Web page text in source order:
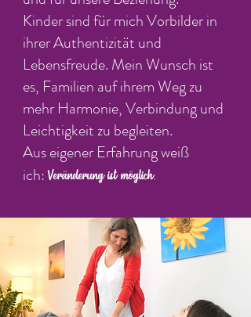
Kinder sind für mich Vorbilder in
ihrer Authentizität und
Lebensfreude. Mein Wunsch ist
es, Familien auf ihrem Weg zu
mehr Harmonie, Verbindung und
Leichtigkeit zu begleiten.
Aus eigener Erfahrung weiß
ich:Veränderung ist möglich.